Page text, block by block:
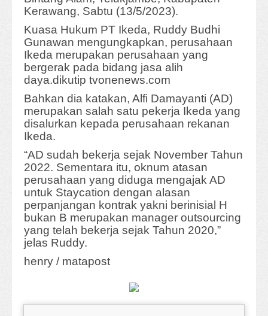
Kerawang, Sabtu (13/5/2023).
Kuasa Hukum PT Ikeda, Ruddy Budhi
Gunawan mengungkapkan, perusahaan
Ikeda merupakan perusahaan yang
bergerak pada bidang jasa alih
daya.dikutip tvonenews.com
Bahkan dia katakan, Alfi Damayanti (AD)
merupakan salah satu pekerja Ikeda yang
disalurkan kepada perusahaan rekanan
Ikeda.
“AD sudah bekerja sejak November Tahun
2022. Sementara itu, oknum atasan
perusahaan yang diduga mengajak AD
untuk Staycation dengan alasan
perpanjangan kontrak yakni berinisial H
bukan B merupakan manager outsourcing
yang telah bekerja sejak Tahun 2020,”
jelas Ruddy.
henry / matapost